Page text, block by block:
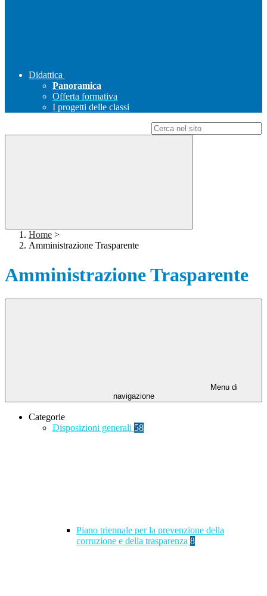
Didattica
Panoramica
Offerta formativa
I progetti delle classi
Home >
Amministrazione Trasparente
Amministrazione Trasparente
Menu di
navigazione
Categorie
Disposizioni generali 58
Piano triennale per la prevenzione della
corruzione e della trasparenza 8